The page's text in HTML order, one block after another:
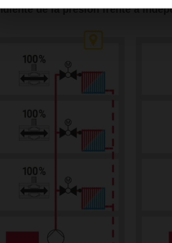
de la presión frente a